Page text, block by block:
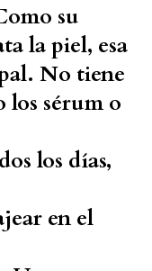
su
la piel, esa
No tiene
sérum o
los días,
en el